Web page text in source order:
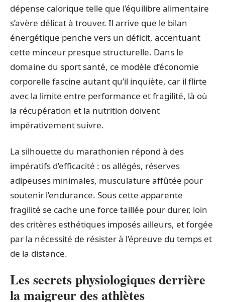
dépense calorique telle que l’équilibre alimentaire
s’avère délicat à trouver. Il arrive que le bilan
énergétique penche vers un déficit, accentuant
cette minceur presque structurelle. Dans le
domaine du sport santé, ce modèle d’économie
corporelle fascine autant qu’il inquiète, car il flirte
avec la limite entre performance et fragilité, là où
la récupération et la nutrition doivent
impérativement suivre.
La silhouette du marathonien répond à des
impératifs d’efficacité : os allégés, réserves
adipeuses minimales, musculature affûtée pour
soutenir l’endurance. Sous cette apparente
fragilité se cache une force taillée pour durer, loin
des critères esthétiques imposés ailleurs, et forgée
par la nécessité de résister à l’épreuve du temps et
de la distance.
Les secrets physiologiques derrière
la maigreur des athlètes